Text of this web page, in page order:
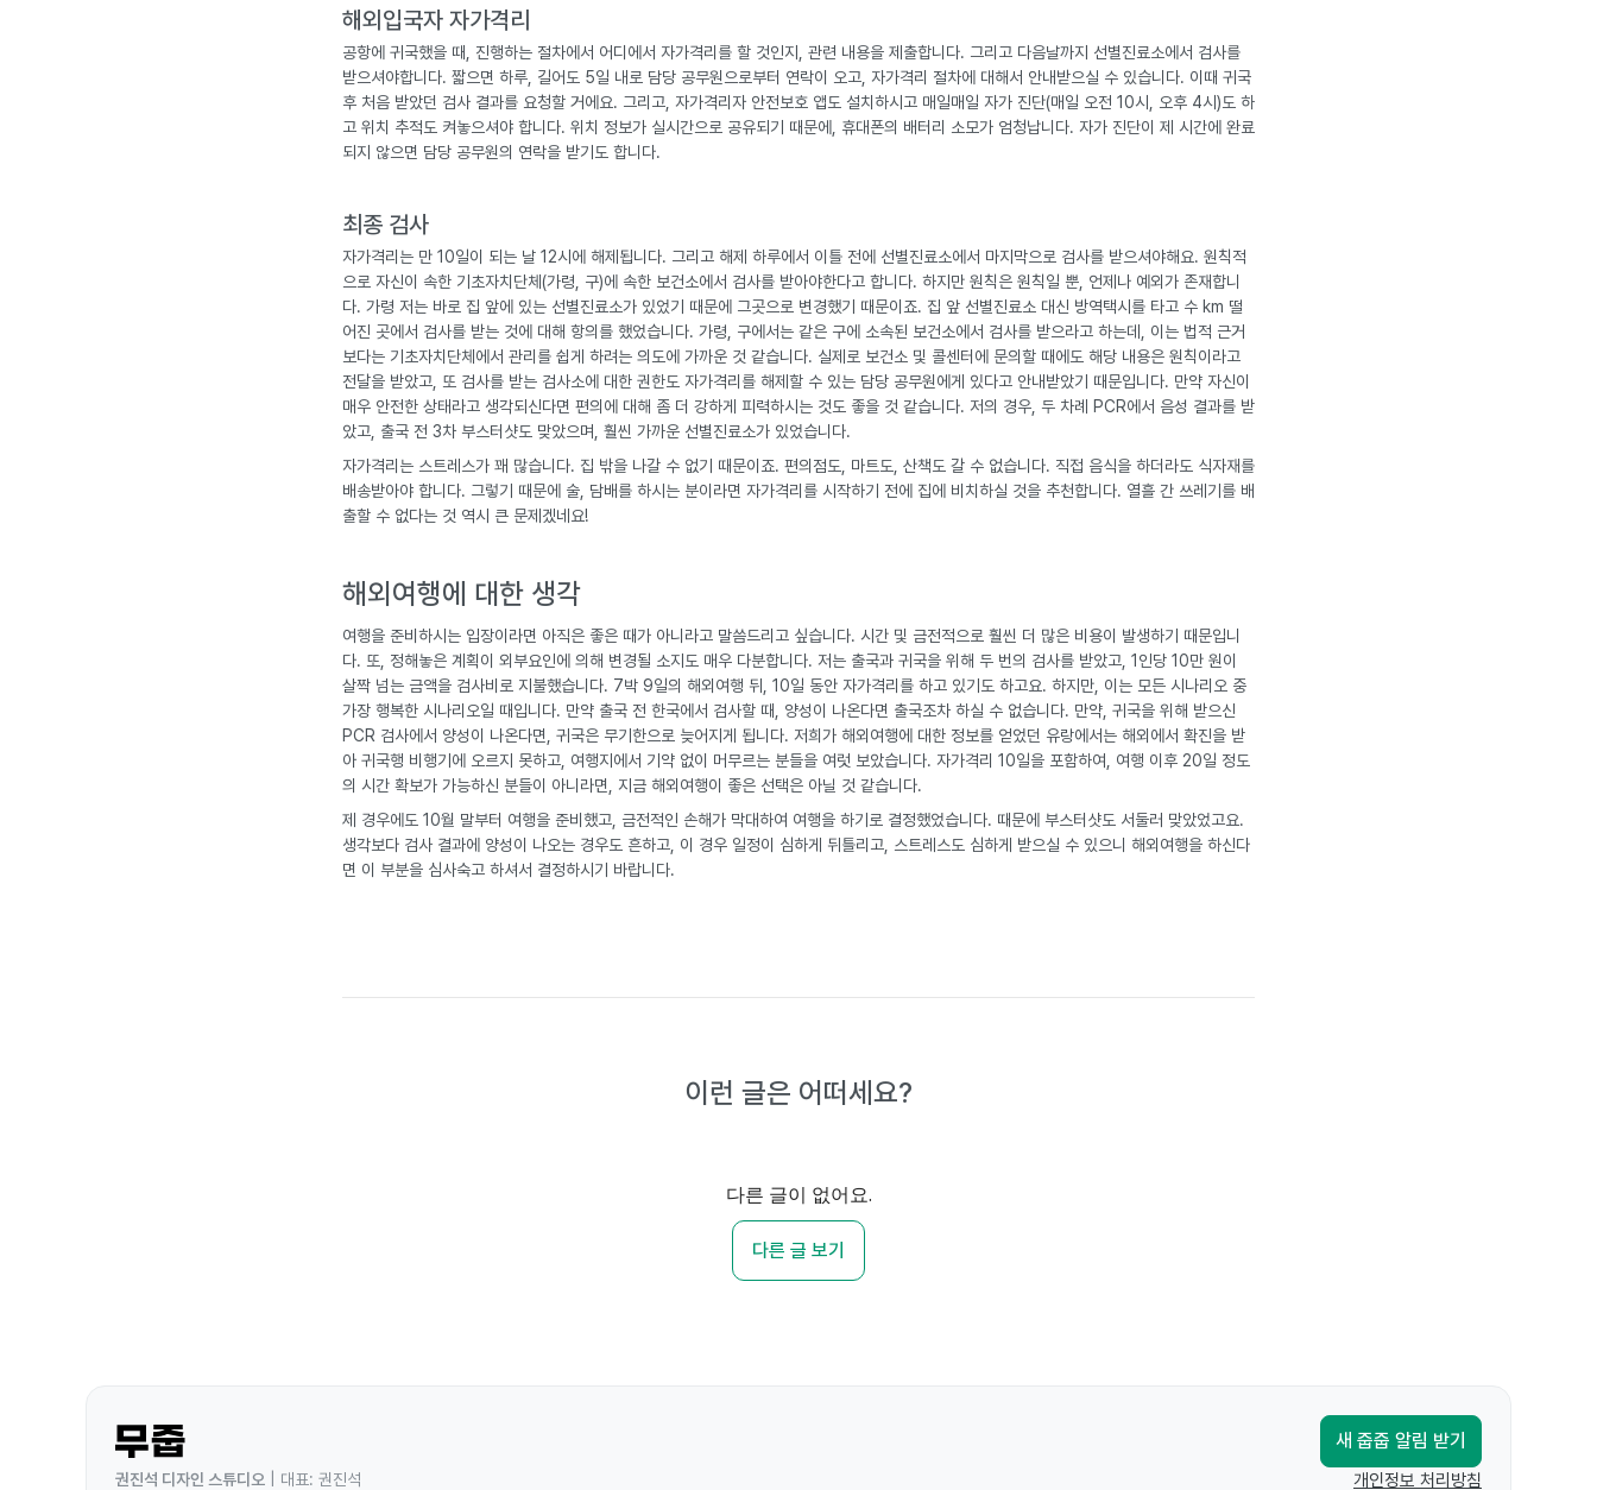
해외입국자 자가격리
공항에 귀국했을 때, 진행하는 절차에서 어디에서 자가격리를 할 것인지, 관련 내용을 제출합니다. 그리고 다음날까지 선별진료소에서 검사를
받으셔야합니다. 짧으면 하루, 길어도 5일 내로 담당 공무원으로부터 연락이 오고, 자가격리 절차에 대해서 안내받으실 수 있습니다. 이때 귀국
후 처음 받았던 검사 결과를 요청할 거에요. 그리고, 자가격리자 안전보호 앱도 설치하시고 매일매일 자가 진단(매일 오전 10시, 오후 4시)도 하
고 위치 추적도 켜놓으셔야 합니다. 위치 정보가 실시간으로 공유되기 때문에, 휴대폰의 배터리 소모가 엄청납니다. 자가 진단이 제 시간에 완료
되지 않으면 담당 공무원의 연락을 받기도 합니다.
최종 검사
자가격리는 만 10일이 되는 날 12시에 해제됩니다. 그리고 해제 하루에서 이틀 전에 선별진료소에서 마지막으로 검사를 받으셔야해요. 원칙적
으로 자신이 속한 기초자치단체(가령, 구)에 속한 보건소에서 검사를 받아야한다고 합니다. 하지만 원칙은 원칙일 뿐, 언제나 예외가 존재합니
다. 가령 저는 바로 집 앞에 있는 선별진료소가 있었기 때문에 그곳으로 변경했기 때문이죠. 집 앞 선별진료소 대신 방역택시를 타고 수 km 떨
어진 곳에서 검사를 받는 것에 대해 항의를 했었습니다. 가령, 구에서는 같은 구에 소속된 보건소에서 검사를 받으라고 하는데, 이는 법적 근거
보다는 기초자치단체에서 관리를 쉽게 하려는 의도에 가까운 것 같습니다. 실제로 보건소 및 콜센터에 문의할 때에도 해당 내용은 원칙이라고
전달을 받았고, 또 검사를 받는 검사소에 대한 권한도 자가격리를 해제할 수 있는 담당 공무원에게 있다고 안내받았기 때문입니다. 만약 자신이
매우 안전한 상태라고 생각되신다면 편의에 대해 좀 더 강하게 피력하시는 것도 좋을 것 같습니다. 저의 경우, 두 차례 PCR에서 음성 결과를 받
았고, 출국 전 3차 부스터샷도 맞았으며, 훨씬 가까운 선별진료소가 있었습니다.
자가격리는 스트레스가 꽤 많습니다. 집 밖을 나갈 수 없기 때문이죠. 편의점도, 마트도, 산책도 갈 수 없습니다. 직접 음식을 하더라도 식자재를
배송받아야 합니다. 그렇기 때문에 술, 담배를 하시는 분이라면 자가격리를 시작하기 전에 집에 비치하실 것을 추천합니다. 열흘 간 쓰레기를 배
출할 수 없다는 것 역시 큰 문제겠네요!
해외여행에 대한 생각
여행을 준비하시는 입장이라면 아직은 좋은 때가 아니라고 말씀드리고 싶습니다. 시간 및 금전적으로 훨씬 더 많은 비용이 발생하기 때문입니
다. 또, 정해놓은 계획이 외부요인에 의해 변경될 소지도 매우 다분합니다. 저는 출국과 귀국을 위해 두 번의 검사를 받았고, 1인당 10만 원이
살짝 넘는 금액을 검사비로 지불했습니다. 7박 9일의 해외여행 뒤, 10일 동안 자가격리를 하고 있기도 하고요. 하지만, 이는 모든 시나리오 중
가장 행복한 시나리오일 때입니다. 만약 출국 전 한국에서 검사할 때, 양성이 나온다면 출국조차 하실 수 없습니다. 만약, 귀국을 위해 받으신
PCR 검사에서 양성이 나온다면, 귀국은 무기한으로 늦어지게 됩니다. 저희가 해외여행에 대한 정보를 얻었던 유랑에서는 해외에서 확진을 받
아 귀국행 비행기에 오르지 못하고, 여행지에서 기약 없이 머무르는 분들을 여럿 보았습니다. 자가격리 10일을 포함하여, 여행 이후 20일 정도
의 시간 확보가 가능하신 분들이 아니라면, 지금 해외여행이 좋은 선택은 아닐 것 같습니다.
제 경우에도 10월 말부터 여행을 준비했고, 금전적인 손해가 막대하여 여행을 하기로 결정했었습니다. 때문에 부스터샷도 서둘러 맞았었고요.
생각보다 검사 결과에 양성이 나오는 경우도 흔하고, 이 경우 일정이 심하게 뒤틀리고, 스트레스도 심하게 받으실 수 있으니 해외여행을 하신다
면 이 부분을 심사숙고 하셔서 결정하시기 바랍니다.
이런 글은 어떠세요?
다른 글이 없어요.
다른 글 보기
새 줍줍 알림 받기
권진석 디자인 스튜디오 | 대표: 권진석 개인정보 처리방침